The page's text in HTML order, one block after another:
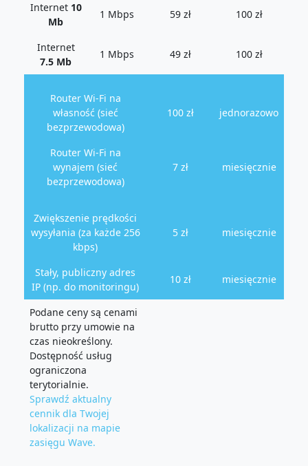
Internet 10
Mb
1 Mbps 59 zł 100 zł
Internet
7.5 Mb
1 Mbps 49 zł 100 zł
Router Wi-Fi na
własność (sieć
bezprzewodowa)
100 zł jednorazowo
Router Wi-Fi na
wynajem (sieć
bezprzewodowa)
7 zł miesięcznie
Zwiększenie prędkości
wysyłania (za każde 256
kbps)
5 zł miesięcznie
Stały, publiczny adres
IP (np. do monitoringu)
10 zł miesięcznie
Podane ceny są cenami
brutto przy umowie na
czas nieokreślony.
Dostępność usług
ograniczona
terytorialnie.
Sprawdź aktualny
cennik dla Twojej
lokalizacji na mapie
zasięgu Wave.